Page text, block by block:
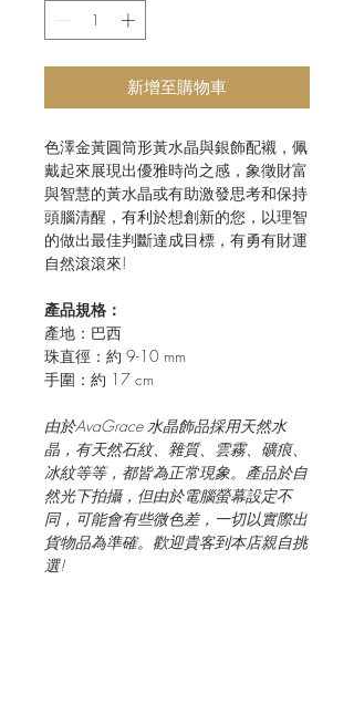
新增至購物車
色澤金黃圓筒形黃水晶與銀飾配襯，佩
戴起來展現出優雅時尚之感，象徵財富
與智慧的黃水晶或有助激發思考和保持
頭腦清醒，有利於想創新的您，以理智
的做出最佳判斷達成目標，有勇有財運
自然滾滾來!
產品規格：
產地：巴西
珠直徑：約 9-10 mm
手圍：約 17 cm
由於AvaGrace水晶飾品採用天然水
晶，有天然石紋、雜質、雲霧、礦痕、
冰紋等等，都皆為正常現象。產品於自
然光下拍攝，但由於電腦螢幕設定不
同，可能會有些微色差，一切以實際出
貨物品為準確。歡迎貴客到本店親自挑
選!